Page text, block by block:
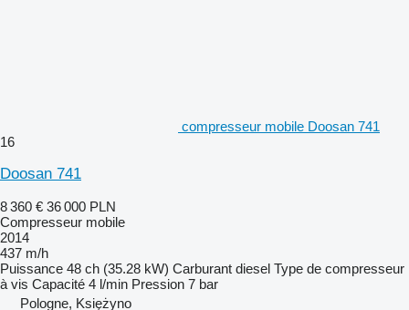
compresseur mobile Doosan 741
16
Doosan 741
8 360 € 36 000 PLN
Compresseur mobile
2014
437 m/h
Puissance 48 ch (35.28 kW) Carburant diesel Type de compresseur
à vis Capacité 4 l/min Pression 7 bar
Pologne, Księżyno